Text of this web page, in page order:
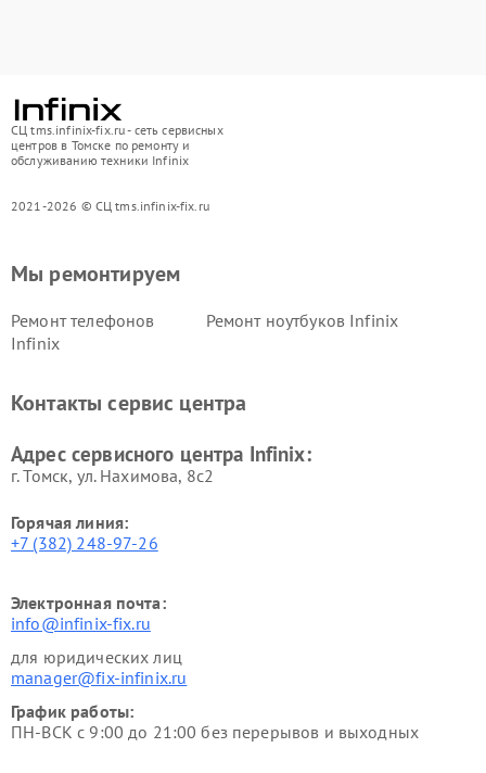
СЦ tms.infinix-fix.ru - сеть сервисных
центров в Томске по ремонту и
обслуживанию техники Infinix
2021-2026 © СЦ tms.infinix-fix.ru
Мы ремонтируем
Ремонт телефонов
Infinix
Ремонт ноутбуков Infinix
Контакты сервис центра
Адрес сервисного центра Infinix:
г. Томск, ул. Нахимова, 8с2
Горячая линия:
+7 (382) 248-97-26
Электронная почта:
info@infinix-fix.ru
для юридических лиц
manager@fix-infinix.ru
График работы:
ПН-ВСК с 9:00 до 21:00 без перерывов и выходных